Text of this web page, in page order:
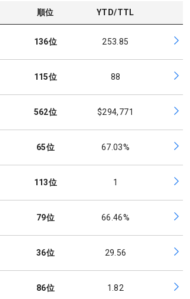
順位 YTD/TTL
136位 253.85
115位 88
562位 $294,771
65位 67.03%
113位 1
79位 66.46%
36位 29.56
86位 1.82